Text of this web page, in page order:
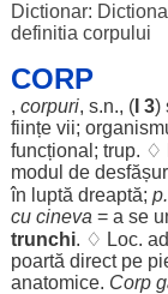
Dictionar:
definitia corpului
CORP
, corpuri, s.n., (I 3)
ființe vii;
funcțional ; trup. ♢
modul de
în luptă dreaptă;
cu cineva = a se
trunchi. ♢ Loc.
poartă directpe
anatomice. Corp